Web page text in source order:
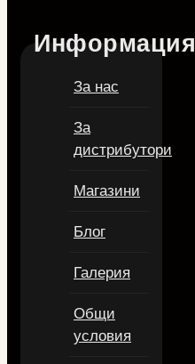
Информация
За нас
За
дистрибутори
Магазини
Блог
Галерия
Общи
условия